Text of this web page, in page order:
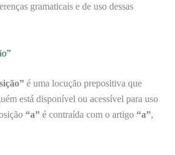
gramaticais e de uso dessas
é uma locução prepositiva que
está disponível ou acessível para uso
“a” é contraída com o artigo “a”,